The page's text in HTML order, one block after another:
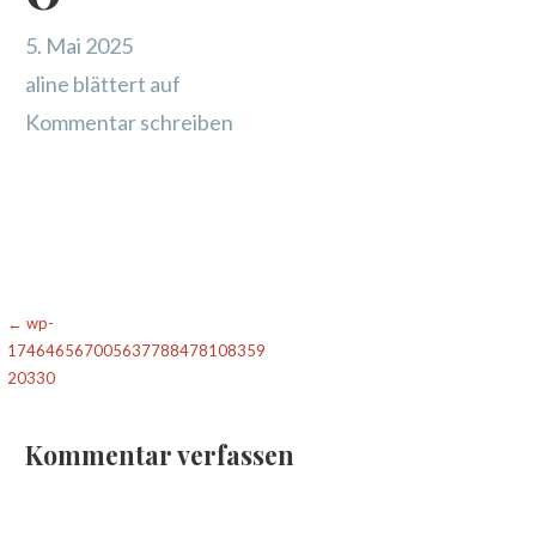
5. Mai 2025
aline blättert auf
Kommentar schreiben
Beitragsnavigation
← wp-
174646567005637788478108359
20330
Kommentar verfassen